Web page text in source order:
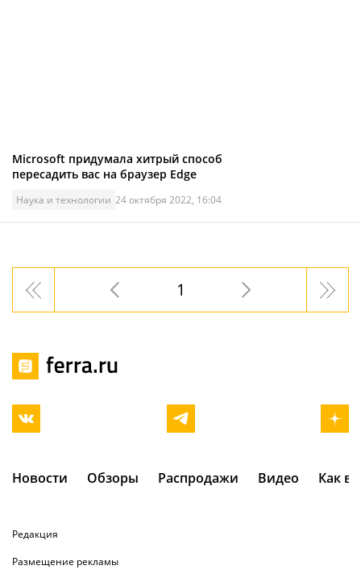
Microsoft придумала хитрый способ
пересадить вас на браузер Edge
Наука и технологии 24 октября 2022, 16:04
1
Новости Обзоры Распродажи Видео Как
Редакция
Размещение рекламы